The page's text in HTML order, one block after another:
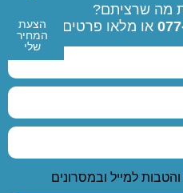
מה שרציתם?
או מלאו פרטים
למייל ובמסרונים
הצעת
המחיר
שלי